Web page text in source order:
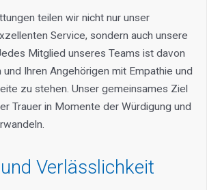
teilen wir nicht nur unser
Service, sondern auch unsere
Mitglied unseres Teams ist davon
und Ihren Angehörigen mit Empathie und
zu stehen. Unser gemeinsames Ziel
Trauer in Momente der Würdigung und
Verlässlichkeit